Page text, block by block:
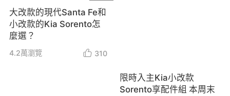
大改款的現代Santa Fe和
小改款的Kia Sorento怎
麼選？
4.2萬瀏覽 310
限時入主Kia小改款
Sorento享配件組 本周末